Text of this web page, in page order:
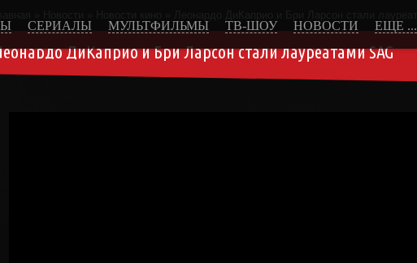
СЕРИАЛЫ МУЛЬТФИЛЬМЫ ТВ-ШОУ НОВОСТИ ЕЩЕ ...
ДиКаприо и Бри Ларсон стали лауреатами SAG